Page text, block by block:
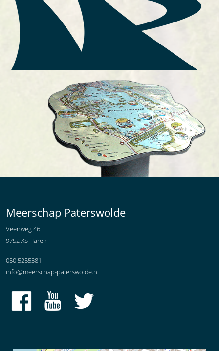
Meerschap Paterswolde
Veenweg 46
9752 XS Haren
050 5255381
info@meerschap-paterswolde.nl